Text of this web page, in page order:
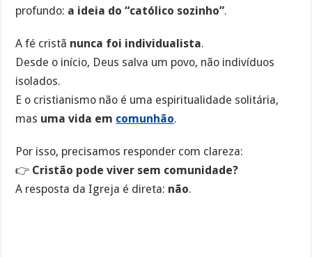
profundo: a ideia do “católico sozinho”.
A fé cristã nunca foi individualista.
Desde o início, Deus salva um povo, não indivíduos
isolados.
E o cristianismo não é uma espiritualidade solitária,
mas uma vida em comunhão.
Por isso, precisamos responder com clareza:
👉 Cristão pode viver sem comunidade?
A resposta da Igreja é direta: não.